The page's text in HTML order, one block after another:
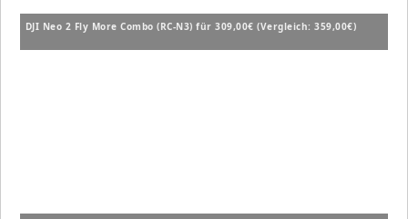
DJI Neo 2 Fly More Combo (RC-N3) für 309,00€ (Vergleich: 359,00€)